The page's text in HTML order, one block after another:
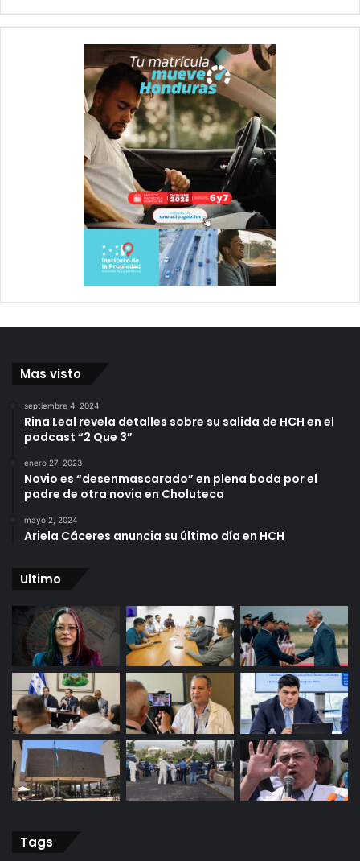
Mas visto
septiembre 4, 2024
Rina Leal revela detalles sobre su salida de HCH en el
podcast “2 Que 3”
enero 27, 2023
Novio es “desenmascarado” en plena boda por el
padre de otra novia en Choluteca
mayo 2, 2024
Ariela Cáceres anuncia su último día en HCH
Ultimo
Tags